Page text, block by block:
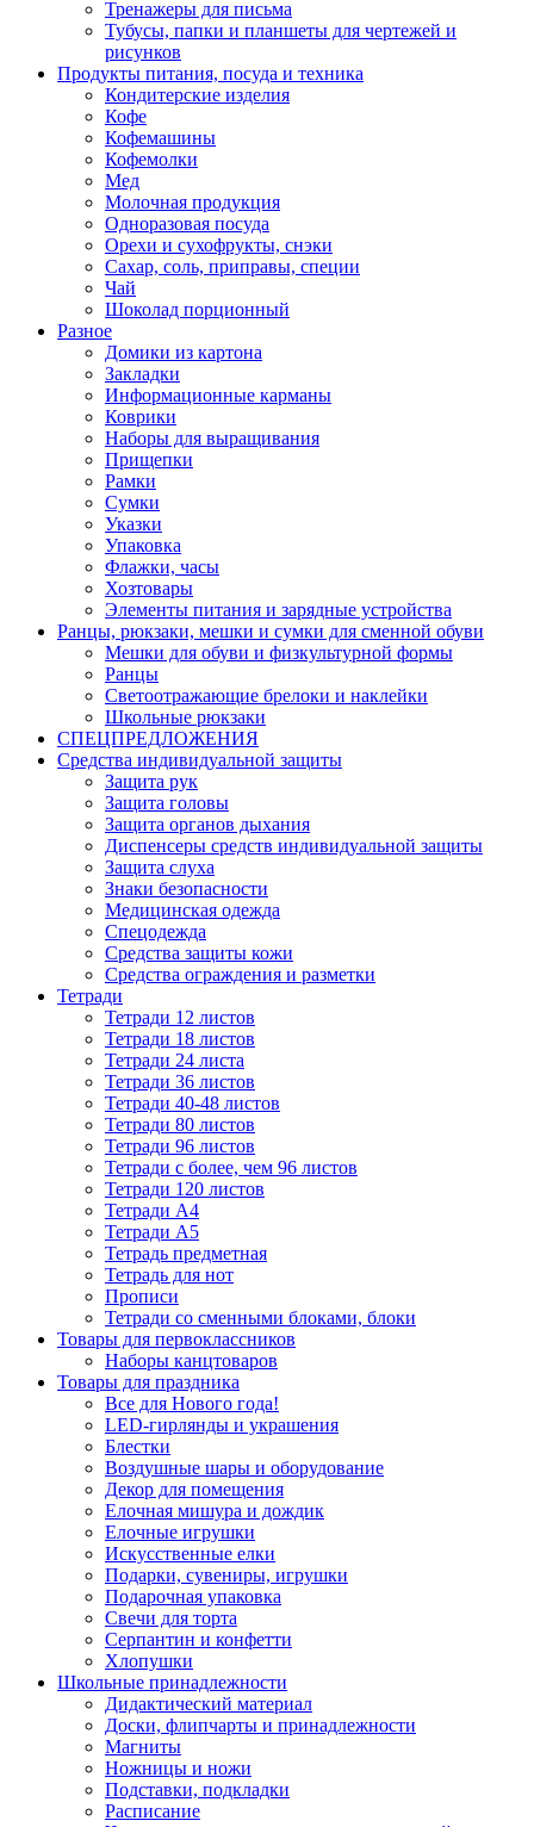
Тренажеры для письма
Тубусы, папки и планшеты для чертежей и
рисунков
Продукты питания, посуда и техника
Кондитерские изделия
Кофе
Кофемашины
Кофемолки
Мед
Молочная продукция
Одноразовая посуда
Орехи и сухофрукты, снэки
Сахар, соль, приправы, специи
Чай
Шоколад порционный
Разное
Домики из картона
Закладки
Информационные карманы
Коврики
Наборы для выращивания
Прищепки
Рамки
Сумки
Указки
Упаковка
Флажки, часы
Хозтовары
Элементы питания и зарядные устройства
Ранцы, рюкзаки, мешки и сумки для сменной обуви
Мешки для обуви и физкультурной формы
Ранцы
Светоотражающие брелоки и наклейки
Школьные рюкзаки
СПЕЦПРЕДЛОЖЕНИЯ
Средства индивидуальной защиты
Защита рук
Защита головы
Защита органов дыхания
Диспенсеры средств индивидуальной защиты
Защита слуха
Знаки безопасности
Медицинская одежда
Спецодежда
Средства защиты кожи
Средства ограждения и разметки
Тетради
Тетради 12 листов
Тетради 18 листов
Тетради 24 листа
Тетради 36 листов
Тетради 40-48 листов
Тетради 80 листов
Тетради 96 листов
Тетради с более, чем 96 листов
Тетради 120 листов
Тетради А4
Тетради А5
Тетрадь предметная
Тетрадь для нот
Прописи
Тетради со сменными блоками, блоки
Товары для первоклассников
Наборы канцтоваров
Товары для праздника
Все для Нового года!
LED-гирлянды и украшения
Блестки
Воздушные шары и оборудование
Декор для помещения
Елочная мишура и дождик
Елочные игрушки
Искусственные елки
Подарки, сувениры, игрушки
Подарочная упаковка
Свечи для торта
Серпантин и конфетти
Хлопушки
Школьные принадлежности
Дидактический материал
Доски, флипчарты и принадлежности
Магниты
Ножницы и ножи
Подставки, подкладки
Расписание